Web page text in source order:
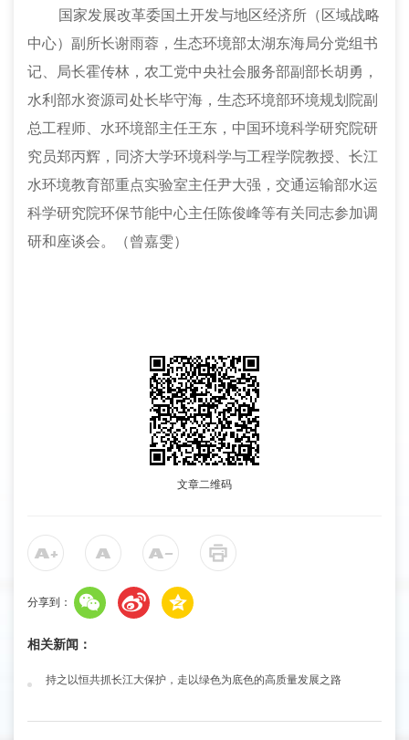
国家发展改革委国土开发与地区经济所（区域战略
中心）副所长谢雨蓉，生态环境部太湖东海局分党组书
记、局长霍传林，农工党中央社会服务部副部长胡勇，
水利部水资源司处长毕守海，生态环境部环境规划院副
总工程师、水环境部主任王东，中国环境科学研究院研
究员郑丙辉，同济大学环境科学与工程学院教授、长江
水环境教育部重点实验室主任尹大强，交通运输部水运
科学研究院环保节能中心主任陈俊峰等有关同志参加调
研和座谈会。（曾嘉雯）
文章二维码
分享到：
相关新闻：
持之以恒共抓长江大保护，走以绿色为底色的高质量发展之路